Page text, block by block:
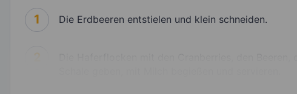
1 Die Erdbeeren entstielen und klein schneiden.